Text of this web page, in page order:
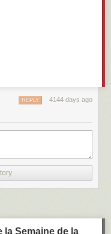
4144 days ago
REPLY
la Semaine de la